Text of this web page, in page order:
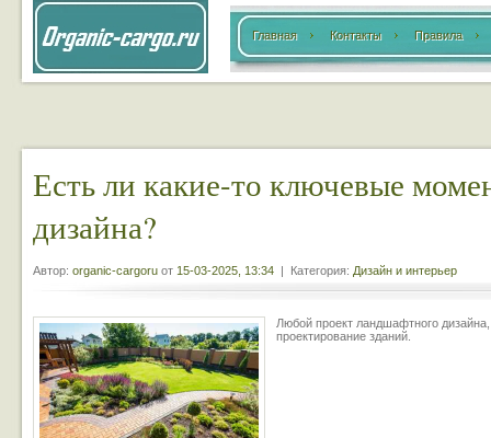
Главная Контакты Правила
Есть ли какие-то ключевые
дизайна?
Автор: organic-cargoru от 15-03-2025, 13:34 | Категория: Дизайн и интерьер
Любой проект ландшафтного
проектирование зданий.